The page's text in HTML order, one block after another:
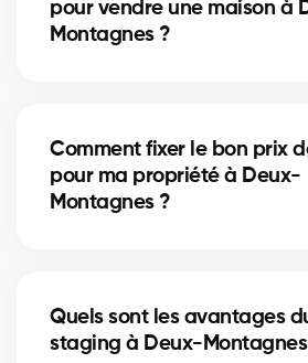
experts vous indiquent les
pour vendre une maison à
Montagnes ?
courtiers à Deux-Montagnes
rassembler les documents
Comment fixer le bon prix
pour ma propriété à Deux-
Montagnes ?
proposer un prix compétitif qui
sérieux.
Quels sont les avantages
staging à Deux-